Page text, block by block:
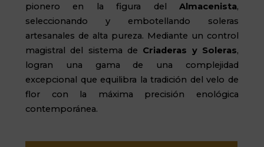
pionero en la figura del Almacenista,
seleccionando y embotellando soleras
artesanales de alta pureza. Mediante un control
magistral del sistema de Criaderas y Soleras,
logran una gama de una complejidad
excepcional que equilibra la tradición del velo de
flor con la máxima precisión enológica
contemporánea.